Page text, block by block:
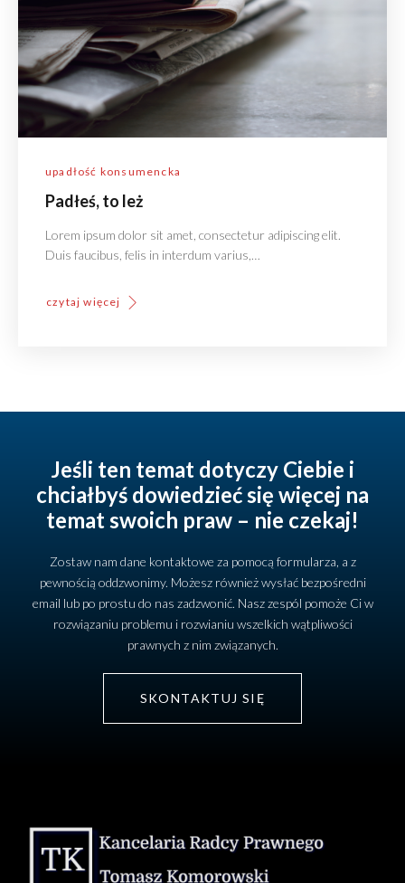
upadłość konsumencka
Padłeś, to leż
Lorem ipsum dolor sit amet, consectetur adipiscing elit.
Duis faucibus, felis in interdum varius,…
czytaj więcej
Jeśli ten temat dotyczy Ciebie i
chciałbyś dowiedzieć się więcej na
temat swoich praw – nie czekaj!
Zostaw nam dane kontaktowe za pomocą formularza, a z
pewnością oddzwonimy. Możesz również wysłać bezpośredni
email lub po prostu do nas zadzwonić. Nasz zespól pomoże Ci w
rozwiązaniu problemu i rozwianiu wszelkich wątpliwości
prawnych z nim związanych.
SKONTAKTUJ SIĘ